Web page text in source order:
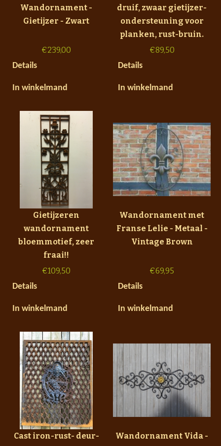
Wandornament -
Gietijzer - Zwart
€239,00
Details
In winkelmand
druif, zwaar gietijzer-
ondersteuning voor
planken, rust-bruin.
€89,50
Details
In winkelmand
Gietijzeren
wandornament
bloemmotief, zeer
fraai!!
€109,50
Details
In winkelmand
Wandornament met
Franse Lelie - Metaal -
Vintage Brown
€69,95
Details
In winkelmand
Cast iron-rust- deur-
Wandornament Vida -